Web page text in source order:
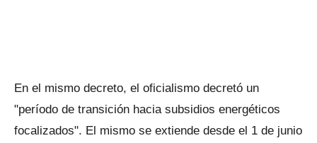
En el mismo decreto, el oficialismo decretó un
"período de transición hacia subsidios energéticos
focalizados". El mismo se extiende desde el 1 de junio